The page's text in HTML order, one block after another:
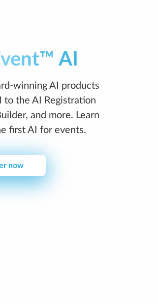
AI
winning AI products
the AI Registration
and more. Learn
first AI for events.
now